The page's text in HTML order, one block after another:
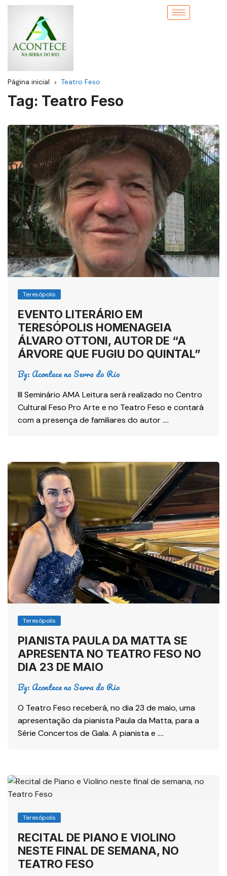
Página inicial Teatro Feso
Tag: Teatro Feso
Teresópolis
EVENTO LITERÁRIO EM
TERESÓPOLIS HOMENAGEIA
ÁLVARO OTTONI, AUTOR DE “A
ÁRVORE QUE FUGIU DO QUINTAL”
By: Acontece na Serra do Rio
III Seminário AMA Leitura será realizado no Centro
Cultural Feso Pro Arte e no Teatro Feso e contará
com a presença de familiares do autor ….
Teresópolis
PIANISTA PAULA DA MATTA SE
APRESENTA NO TEATRO FESO NO
DIA 23 DE MAIO
By: Acontece na Serra do Rio
O Teatro Feso receberá, no dia 23 de maio, uma
apresentação da pianista Paula da Matta, para a
Série Concertos de Gala. A pianista e ….
Teresópolis
RECITAL DE PIANO E VIOLINO
NESTE FINAL DE SEMANA, NO
TEATRO FESO